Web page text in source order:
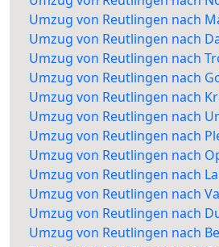
Umzug von Reutlingen nach
Umzug von Reutlingen nach
Umzug von Reutlingen nach
Umzug von Reutlingen nach
Umzug von Reutlingen nach
Umzug von Reutlingen nach
Umzug von Reutlingen nach
Umzug von Reutlingen nach
Umzug von Reutlingen nach
Umzug von Reutlingen nach
Umzug von Reutlingen nach
Umzug von Reutlingen nach